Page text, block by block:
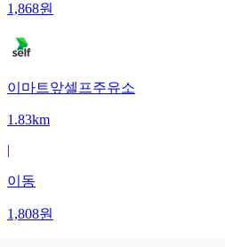
1,868원
이마트앞셀프주유소
1.83km
|
이동
1,808원